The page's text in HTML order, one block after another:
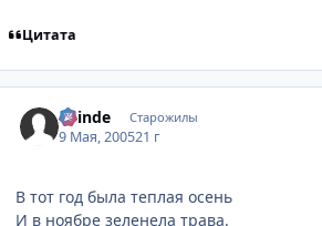
Цитата
Shinde Старожилы
9 Мая, 200521 г
В тот год была теплая осень
И в ноябре зеленела трава.